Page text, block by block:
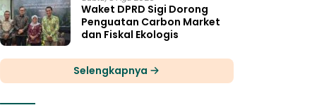
Waket DPRD Sigi Dorong
Penguatan Carbon Market
dan Fiskal Ekologis
Selengkapnya